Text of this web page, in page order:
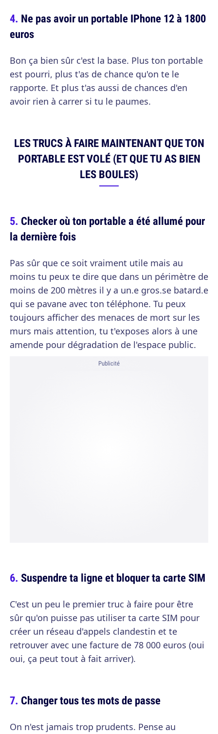
Ne pas avoir un portable IPhone 12 à 1800
euros
Bon ça bien sûr c'est la base. Plus ton portable
est pourri, plus t'as de chance qu'on te le
rapporte. Et plus t'as aussi de chances d'en
avoir rien à carrer si tu le paumes.
LES TRUCS À FAIRE MAINTENANT QUE TON
PORTABLE EST VOLÉ (ET QUE TU AS BIEN
LES BOULES)
Checker où ton portable a été allumé pour
la dernière fois
Pas sûr que ce soit vraiment utile mais au
moins tu peux te dire que dans un périmètre de
moins de 200 mètres il y a un.e gros.se batard.e
qui se pavane avec ton téléphone. Tu peux
toujours afficher des menaces de mort sur les
murs mais attention, tu t'exposes alors à une
amende pour dégradation de l'espace public.
Publicité
Suspendre ta ligne et bloquer ta carte SIM
C'est un peu le premier truc à faire pour être
sûr qu'on puisse pas utiliser ta carte SIM pour
créer un réseau d'appels clandestin et te
retrouver avec une facture de 78 000 euros (oui
oui, ça peut tout à fait arriver).
Changer tous tes mots de passe
On n'est jamais trop prudents. Pense au